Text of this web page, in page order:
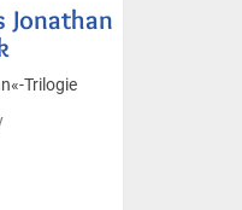
Jonathan
Trilogie